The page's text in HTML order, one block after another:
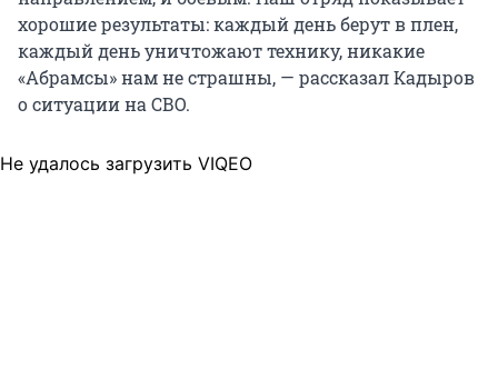
хорошие результаты: каждый день берут в плен,
каждый день уничтожают технику, никакие
«Абрамсы» нам не страшны, — рассказал Кадыров
о ситуации на СВО.
Не удалось загрузить VIQEO